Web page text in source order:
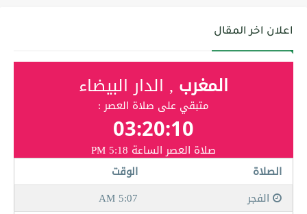
اعلان اخر المقال